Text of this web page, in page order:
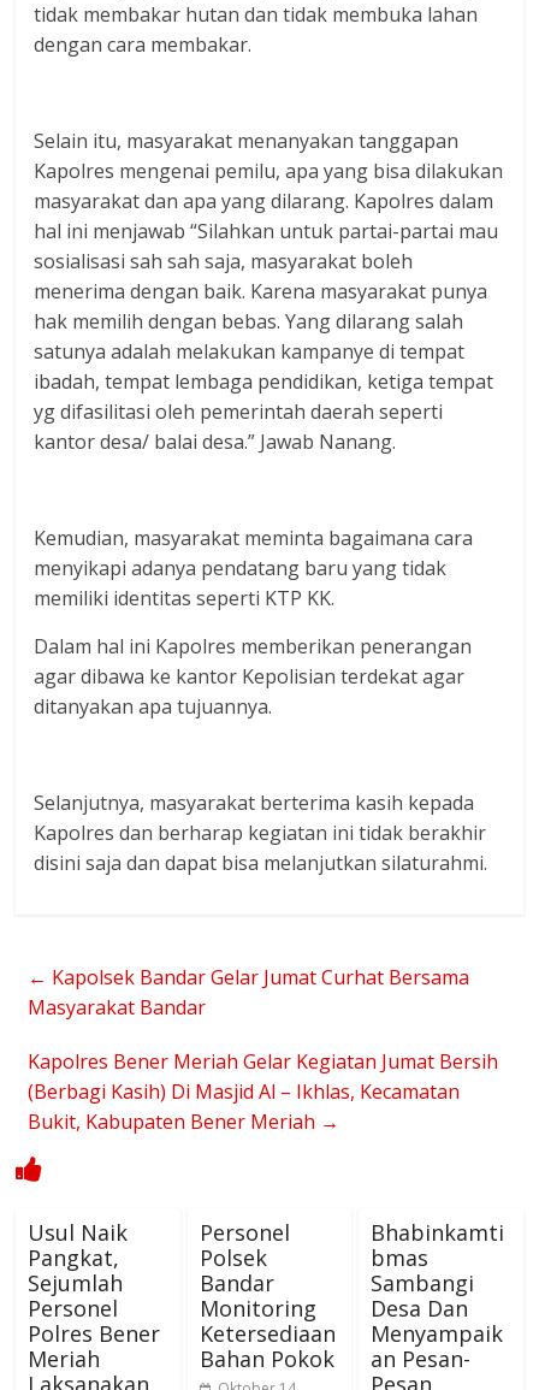
tidak membakar hutan dan tidak membuka lahan
dengan cara membakar.
Selain itu, masyarakat menanyakan tanggapan
Kapolres mengenai pemilu, apa yang bisa dilakukan
masyarakat dan apa yang dilarang. Kapolres dalam
hal ini menjawab “Silahkan untuk partai-partai mau
sosialisasi sah sah saja, masyarakat boleh
menerima dengan baik. Karena masyarakat punya
hak memilih dengan bebas. Yang dilarang salah
satunya adalah melakukan kampanye di tempat
ibadah, tempat lembaga pendidikan, ketiga tempat
yg difasilitasi oleh pemerintah daerah seperti
kantor desa/ balai desa.” Jawab Nanang.
Kemudian, masyarakat meminta bagaimana cara
menyikapi adanya pendatang baru yang tidak
memiliki identitas seperti KTP KK.
Dalam hal ini Kapolres memberikan penerangan
agar dibawa ke kantor Kepolisian terdekat agar
ditanyakan apa tujuannya.
Selanjutnya, masyarakat berterima kasih kepada
Kapolres dan berharap kegiatan ini tidak berakhir
disini saja dan dapat bisa melanjutkan silaturahmi.
← Kapolsek Bandar Gelar Jumat Curhat Bersama
Masyarakat Bandar
Kapolres Bener Meriah Gelar Kegiatan Jumat Bersih
(Berbagi Kasih) Di Masjid Al – Ikhlas, Kecamatan
Bukit, Kabupaten Bener Meriah →
Usul Naik
Pangkat,
Sejumlah
Personel
Polres Bener
Meriah
Laksanakan
Personel
Polsek
Bandar
Monitoring
Ketersediaan
Bahan Pokok
Bhabinkamti
bmas
Sambangi
Desa Dan
Menyampaik
an Pesan-
Pesan